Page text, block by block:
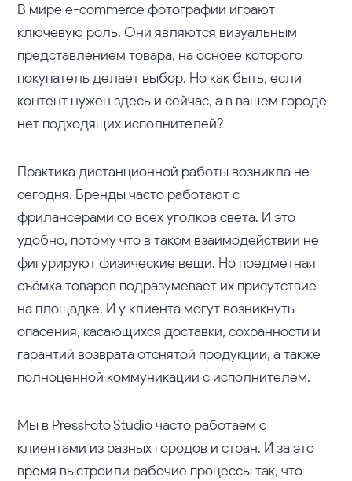
В мире e-commerce фотографии играют
ключевую роль. Они являются визуальным
представлением товара, на основе которого
покупатель делает выбор. Но как быть, если
контент нужен здесь и сейчас, а в вашем городе
нет подходящих исполнителей?
Практика дистанционной работы возникла не
сегодня. Бренды часто работают с
фрилансерами со всех уголков света. И это
удобно, потому что в таком взаимодействии не
фигурируют физические вещи. Но предметная
съёмка товаров подразумевает их присутствие
на площадке. И у клиента могут возникнуть
опасения, касающихся доставки, сохранности и
гарантий возврата отснятой продукции, а также
полноценной коммуникации с исполнителем.
Мы в PressFoto Studio часто работаем с
клиентами из разных городов и стран. И за это
время выстроили рабочие процессы так, что